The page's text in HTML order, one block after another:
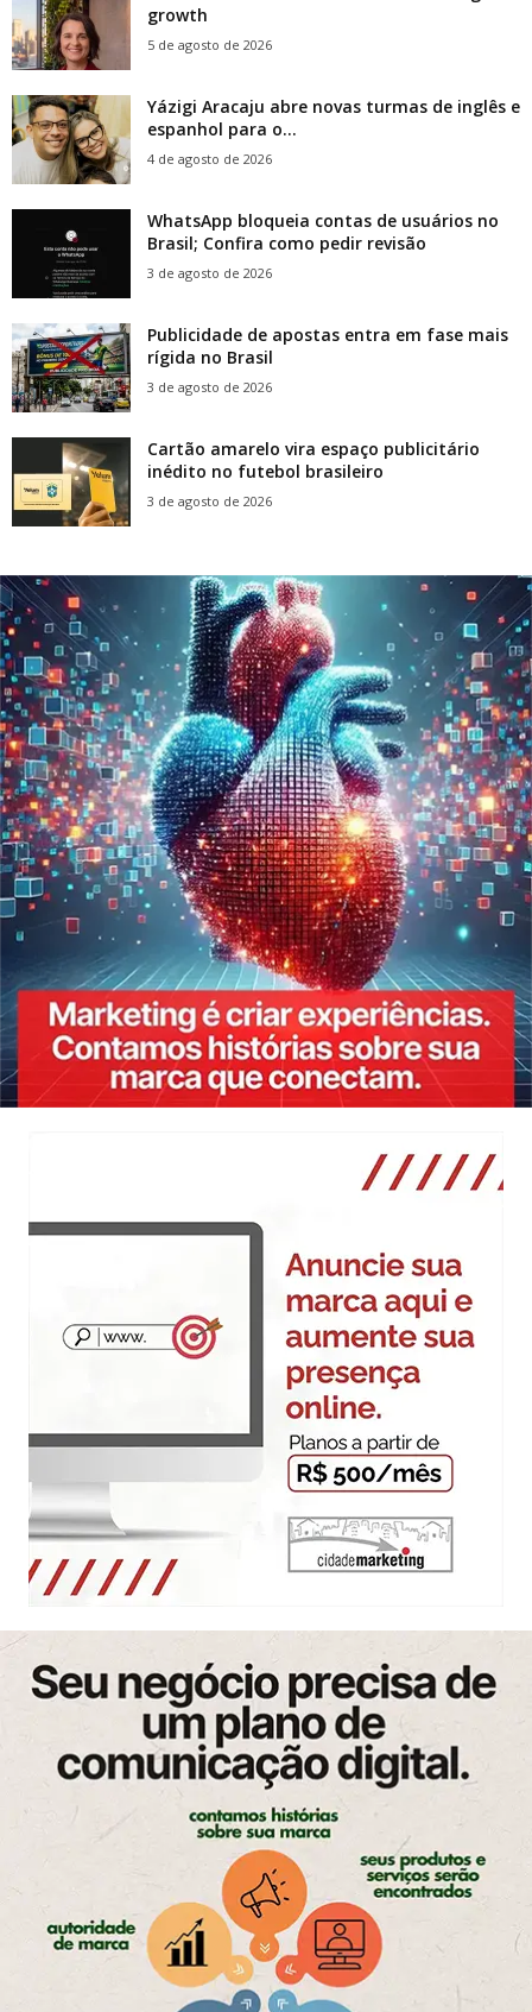
growth
5 de agosto de 2026
Yázigi Aracaju abre novas turmas de inglês e
espanhol para o...
4 de agosto de 2026
WhatsApp bloqueia contas de usuários no
Brasil; Confira como pedir revisão
3 de agosto de 2026
Publicidade de apostas entra em fase mais
rígida no Brasil
3 de agosto de 2026
Cartão amarelo vira espaço publicitário
inédito no futebol brasileiro
3 de agosto de 2026